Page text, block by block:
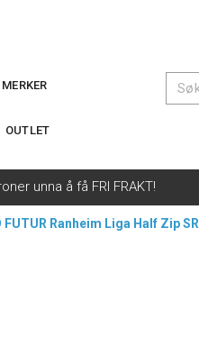
MERKER
OUTLET
unna å få FRI FRAKT!
FUTUR Ranheim Liga Half Zip SR